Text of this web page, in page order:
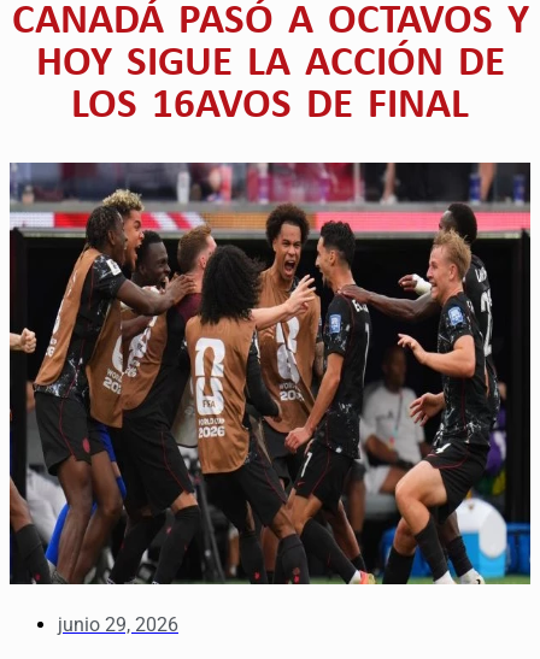
CANADÁ PASÓ A OCTAVOS Y
HOY SIGUE LA ACCIÓN DE
LOS 16AVOS DE FINAL
junio 29, 2026